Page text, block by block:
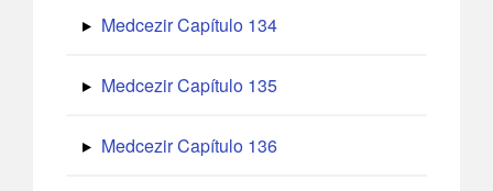
Medcezir Capítulo 134
Medcezir Capítulo 135
Medcezir Capítulo 136